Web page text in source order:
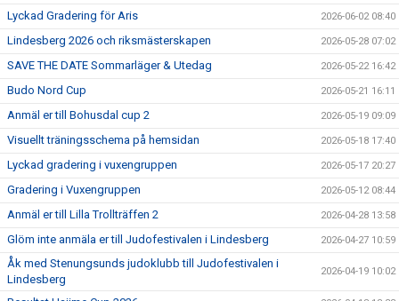
Lyckad Gradering för Aris 2026-06-02 08:40
Lindesberg 2026 och riksmästerskapen 2026-05-28 07:02
SAVE THE DATE Sommarläger & Utedag 2026-05-22 16:42
Budo Nord Cup 2026-05-21 16:11
Anmäl er till Bohusdal cup 2 2026-05-19 09:09
Visuellt träningsschema på hemsidan 2026-05-18 17:40
Lyckad gradering i vuxengruppen 2026-05-17 20:27
Gradering i Vuxengruppen 2026-05-12 08:44
Anmäl er till Lilla Trollträffen 2 2026-04-28 13:58
Glöm inte anmäla er till Judofestivalen i Lindesberg 2026-04-27 10:59
Åk med Stenungsunds judoklubb till Judofestivalen i
Lindesberg
2026-04-19 10:02